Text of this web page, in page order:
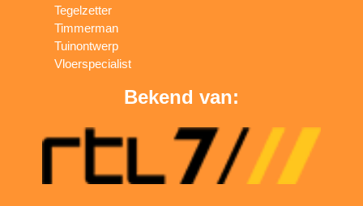
Tegelzetter
Timmerman
Tuinontwerp
Vloerspecialist
Bekend van: